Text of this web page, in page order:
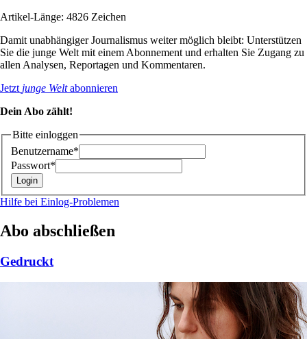
Artikel-Länge: 4826 Zeichen
Damit unabhängiger Journalismus weiter möglich bleibt: Unterstützen
Sie die junge Welt mit einem Abonnement und erhalten Sie Zugang zu
allen Analysen, Reportagen und Kommentaren.
Jetzt junge Weltabonnieren
Dein Abo zählt!
Bitte einloggen
Benutzername*
Passwort*
Hilfe bei Einlog-Problemen
Abo abschließen
Gedruckt